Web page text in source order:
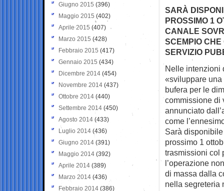
SARÀ
PROSSIMO 1
CANALE
SCEMPIO
SERVIZIO
Nelle intenzioni
«sviluppare
bufera per le
commissione di
annunciato
come
Sarà
prossimo 1
trasmissioni col
l’operazione
di massa dalla
nella segreteria
Giugno 2015 (396)
Maggio 2015 (402)
Aprile 2015 (407)
Marzo 2015 (428)
Febbraio 2015 (417)
Gennaio 2015 (434)
Dicembre 2014 (454)
Novembre 2014 (437)
Ottobre 2014 (440)
Settembre 2014 (450)
Agosto 2014 (433)
Luglio 2014 (436)
Giugno 2014 (391)
Maggio 2014 (392)
Aprile 2014 (389)
Marzo 2014 (436)
Febbraio 2014 (386)